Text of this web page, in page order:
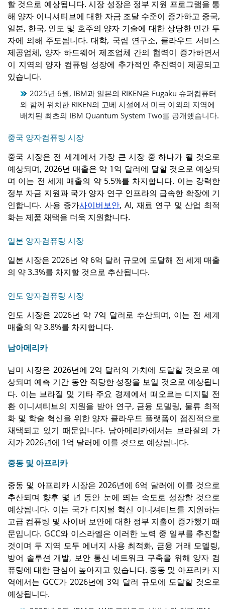
할 것으로 예상됩니다. 시장 성장은 정부 지원 프로그램을 통
해 양자 이니셔티브에 대한 자금 조달 수준이 증가하고 중국,
일본, 한국, 인도 및 호주의 양자 기술에 대한 상당한 민간 투
자에 의해 주도됩니다. 대학, 국립 연구소, 클라우드 서비스
제공업체, 양자 하드웨어 제조업체 간의 협력이 증가하면서
이 지역의 양자 컴퓨팅 성장에 추가적인 추진력이 제공되고
있습니다.
2025년 6월, IBM과 일본의 RIKEN은 Fugaku 슈퍼컴퓨터
와 함께 위치한 RIKEN의 고베 시설에서 미국 이외의 지역에
배치된 최초의 IBM Quantum System Two를 공개했습니다.
중국 양자컴퓨팅 시장
중국 시장은 전 세계에서 가장 큰 시장 중 하나가 될 것으로
예상되며, 2026년 매출은 약 1억 달러에 달할 것으로 예상되
며 이는 전 세계 매출의 약 5.5%를 차지합니다. 이는 강력한
정부 자금 지원과 국가 양자 연구 인프라의 급속한 확장에 기
인합니다. 사용 증가사이버보안, AI, 재료 연구 및 산업 최적
화는 제품 채택을 더욱 지원합니다.
일본 양자컴퓨팅 시장
일본 시장은 2026년 약 6억 달러 규모에 도달해 전 세계 매출
의 약 3.3%를 차지할 것으로 추산됩니다.
인도 양자컴퓨팅 시장
인도 시장은 2026년 약 7억 달러로 추산되며, 이는 전 세계
매출의 약 3.8%를 차지합니다.
남아메리카
남미 시장은 2026년에 2억 달러의 가치에 도달할 것으로 예
상되며 예측 기간 동안 적당한 성장을 보일 것으로 예상됩니
다. 이는 브라질 및 기타 주요 경제에서 떠오르는 디지털 전
환 이니셔티브의 지원을 받아 연구, 금융 모델링, 물류 최적
화 및 학술 혁신을 위한 양자 클라우드 플랫폼이 점진적으로
채택되고 있기 때문입니다. 남아메리카에서는 브라질의 가
치가 2026년에 1억 달러에 이를 것으로 예상됩니다.
중동 및 아프리카
중동 및 아프리카 시장은 2026년에 6억 달러에 이를 것으로
추산되며 향후 몇 년 동안 눈에 띄는 속도로 성장할 것으로
예상됩니다. 이는 국가 디지털 혁신 이니셔티브를 지원하는
고급 컴퓨팅 및 사이버 보안에 대한 정부 지출이 증가했기 때
문입니다. GCC와 이스라엘은 이러한 노력 중 일부를 추진할
것이며 두 지역 모두 에너지 사용 최적화, 금융 거래 모델링,
방어 솔루션 개발, 보안 통신 네트워크 구축을 위해 양자 컴
퓨팅에 대한 관심이 높아지고 있습니다. 중동 및 아프리카 지
역에서는 GCC가 2026년에 3억 달러 규모에 도달할 것으로
예상됩니다.